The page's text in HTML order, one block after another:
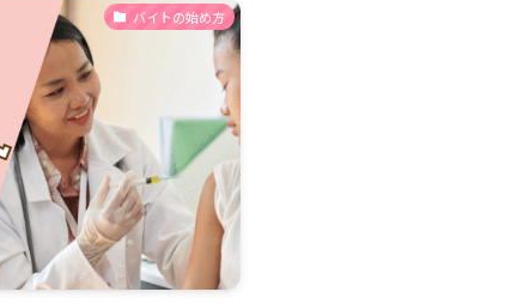
バイトの始め方